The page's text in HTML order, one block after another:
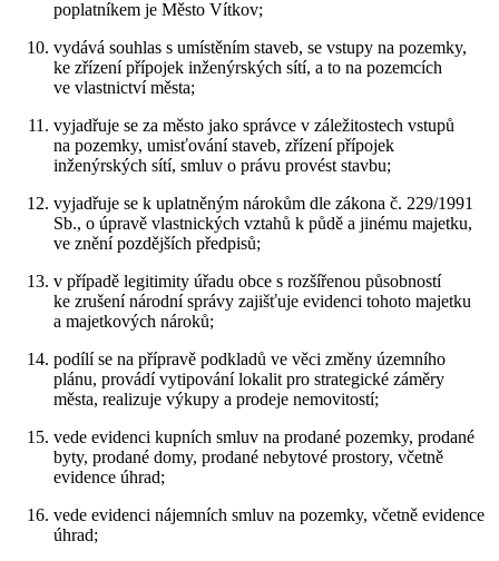
poplatníkem je Město Vítkov;
vydává souhlas s umístěním staveb, se vstupy na pozemky,
ke zřízení přípojek inženýrských sítí, a to na pozemcích
ve vlastnictví města;
vyjadřuje se za město jako správce v záležitostech vstupů
na pozemky, umisťování staveb, zřízení přípojek
inženýrských sítí, smluv o právu provést stavbu;
vyjadřuje se k uplatněným nárokům dle zákona č. 229/1991
Sb., o úpravě vlastnických vztahů k půdě a jinému majetku,
ve znění pozdějších předpisů;
v případě legitimity úřadu obce s rozšířenou působností
ke zrušení národní správy zajišťuje evidenci tohoto majetku
a majetkových nároků;
podílí se na přípravě podkladů ve věci změny územního
plánu, provádí vytipování lokalit pro strategické záměry
města, realizuje výkupy a prodeje nemovitostí;
vede evidenci kupních smluv na prodané pozemky, prodané
byty, prodané domy, prodané nebytové prostory, včetně
evidence úhrad;
vede evidenci nájemních smluv na pozemky, včetně evidence
úhrad;